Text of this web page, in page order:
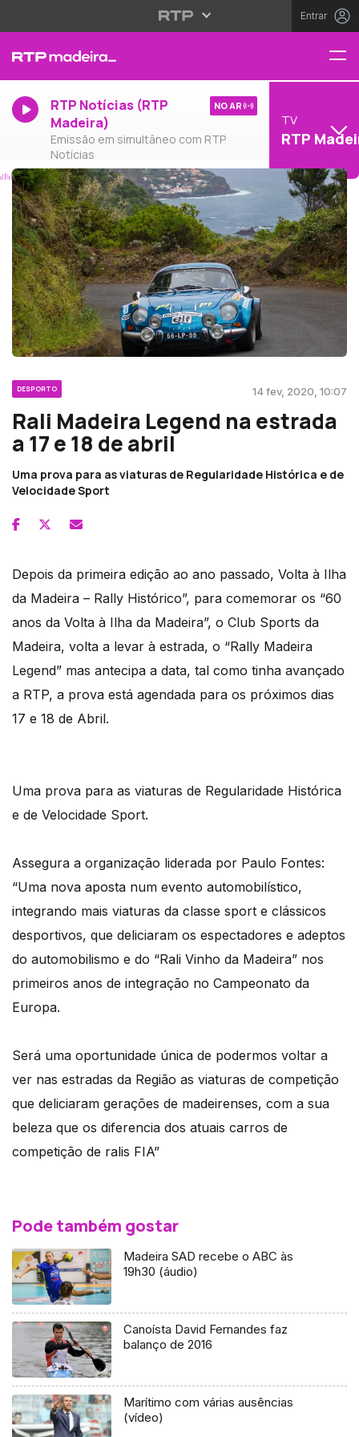
Entrar
RTP Notícias (RTP
Madeira)
Emissão em simultâneo com RTP
Notícias
NO AR
TV
RTP
DESPORTO 14 fev, 2020, 10:07
Rali Madeira Legend na estrada
a 17 e 18 de abril
Uma prova para as viaturas de Regularidade Histórica e de
Velocidade Sport
Depois da primeira edição ao ano passado, Volta à Ilha
da Madeira – Rally Histórico”, para comemorar os “60
anos da Volta à Ilha da Madeira”, o Club Sports da
Madeira, volta a levar à estrada, o “Rally Madeira
Legend” mas antecipa a data, tal como tinha avançado
a RTP, a prova está agendada para os próximos dias
17 e 18 de Abril.
Uma prova para as viaturas de Regularidade Histórica
e de Velocidade Sport.
Assegura a organização liderada por Paulo Fontes:
“Uma nova aposta num evento automobilístico,
integrando mais viaturas da classe sport e clássicos
desportivos, que deliciaram os espectadores e adeptos
do automobilismo e do “Rali Vinho da Madeira” nos
primeiros anos de integração no Campeonato da
Europa.
Será uma oportunidade única de podermos voltar a
ver nas estradas da Região as viaturas de competição
que deliciaram gerações de madeirenses, com a sua
beleza que os diferencia dos atuais carros de
competição de ralis FIA”
Pode também gostar
Madeira SAD recebe o ABC às
19h30 (áudio)
Canoísta David Fernandes faz
balanço de 2016
Marítimo com várias ausências
(vídeo)